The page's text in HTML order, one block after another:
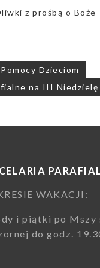
z prośbą o Boże
Dzieciom
na III
WAKACJI:
i piątki po Mszy
do godz.